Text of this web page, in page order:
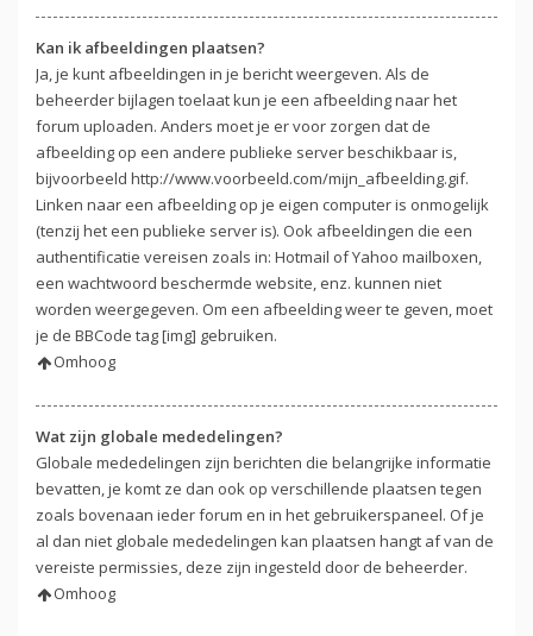
Kan ik afbeeldingen plaatsen?
Ja, je kunt afbeeldingen in je bericht weergeven. Als de
beheerder bijlagen toelaat kun je een afbeelding naar het
forum uploaden. Anders moet je er voor zorgen dat de
afbeelding op een andere publieke server beschikbaar is,
bijvoorbeeld http://www.voorbeeld.com/mijn_afbeelding.gif.
Linken naar een afbeelding op je eigen computer is onmogelijk
(tenzij het een publieke server is). Ook afbeeldingen die een
authentificatie vereisen zoals in: Hotmail of Yahoo mailboxen,
een wachtwoord beschermde website, enz. kunnen niet
worden weergegeven. Om een afbeelding weer te geven, moet
je de BBCode tag [img] gebruiken.
Omhoog
Wat zijn globale mededelingen?
Globale mededelingen zijn berichten die belangrijke informatie
bevatten, je komt ze dan ook op verschillende plaatsen tegen
zoals bovenaan ieder forum en in het gebruikerspaneel. Of je
al dan niet globale mededelingen kan plaatsen hangt af van de
vereiste permissies, deze zijn ingesteld door de beheerder.
Omhoog